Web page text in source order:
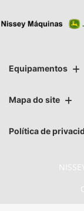
Equipamentos
Mapa do site
Política de